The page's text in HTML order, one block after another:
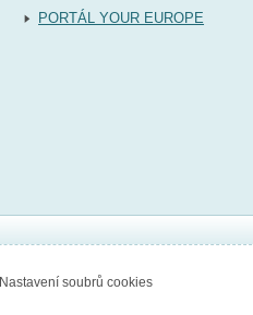
PORTÁL YOUR EUROPE
Nastavení soubrů cookies